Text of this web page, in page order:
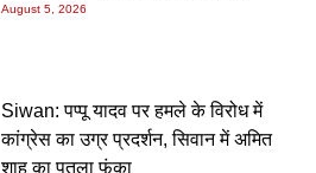
August 5, 2026
Siwan: पप्पू यादव पर हमले के विरोध में
कांग्रेस का उग्र प्रदर्शन, सिवान में अमित
शाह का पुतला फूंका